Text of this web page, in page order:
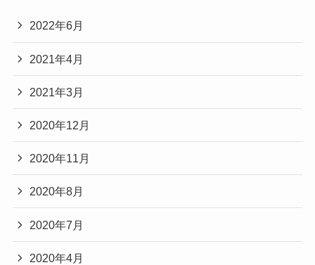
2022年6月
2021年4月
2021年3月
2020年12月
2020年11月
2020年8月
2020年7月
2020年4月